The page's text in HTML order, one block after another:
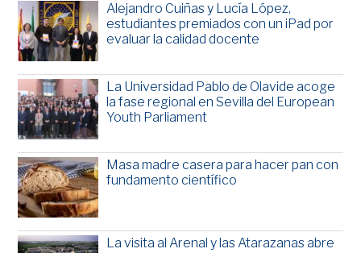
Alejandro Cuiñas y Lucía López,
estudiantes premiados con un iPad por
evaluar la calidad docente
La Universidad Pablo de Olavide acoge
la fase regional en Sevilla del European
Youth Parliament
Masa madre casera para hacer pan con
fundamento científico
La visita al Arenal y las Atarazanas abre